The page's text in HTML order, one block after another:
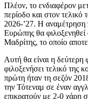
Πλέον, το ενδιαφέρον
περίοδο και στον
2026-’27. Η αναμέτρηση
Ευρώπης θα
Μαδρίτης, το οποίο
Αυτή θα είναι η
φιλοξενήσει τελικό της
πρώτη ήταν τη σεζόν
την Τότεναμ σε έναν
επικρατούν με 2-0 χάρη